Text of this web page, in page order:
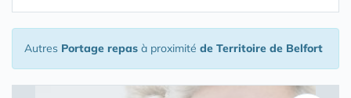
Autres Portage repas à proximité de Territoire de Belfort